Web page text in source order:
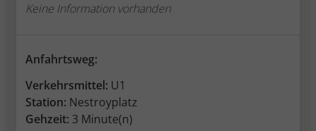
Keine Information vorhanden
Anfahrtsweg:
Verkehrsmittel: U1
Station: Nestroyplatz
Gehzeit: 3 Minute(n)